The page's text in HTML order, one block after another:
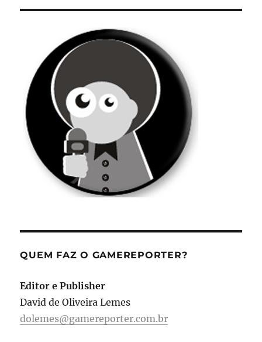
QUEM FAZ O GAMEREPORTER?
Editor e Publisher
David de Oliveira Lemes
dolemes@gamereporter.com.br